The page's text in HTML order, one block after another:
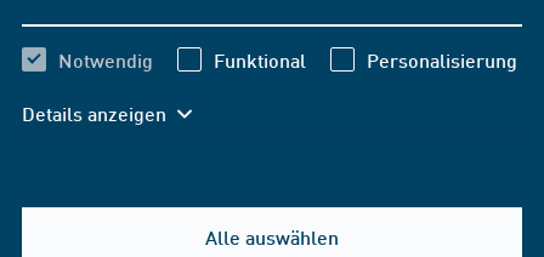
Notwendig Funktional Personalisierung
Details anzeigen
Alle auswählen